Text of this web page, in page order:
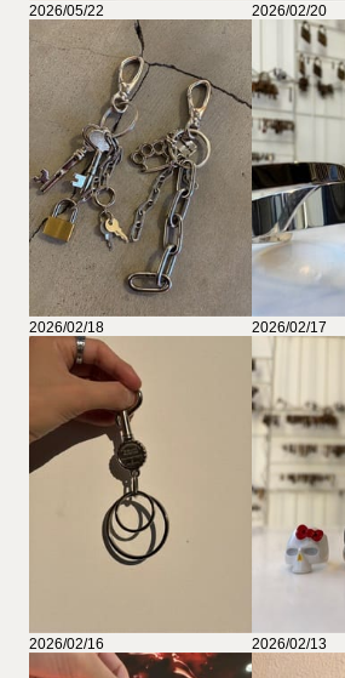
2026/05/22 2026/02/20
2026/02/18 2026/02/17
2026/02/16 2026/02/13